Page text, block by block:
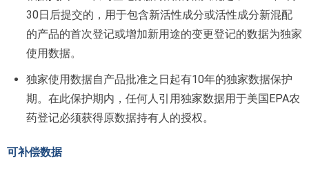
30日后提交的，用于包含新活性成分或活性成分新混配
的产品的首次登记或增加新用途的变更登记的数据为独家
使用数据。
独家使用数据自产品批准之日起有10年的独家数据保护
期。在此保护期内，任何人引用独家数据用于美国EPA农
药登记必须获得原数据持有人的授权。
可补偿数据